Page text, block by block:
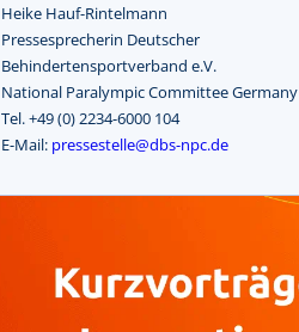
Heike Hauf-Rintelmann
Pressesprecherin Deutscher
Behindertensportverband e.V.
National Paralympic Committee Germany
Tel. +49 (0) 2234-6000 104
E-Mail: pressestelle@dbs-npc.de